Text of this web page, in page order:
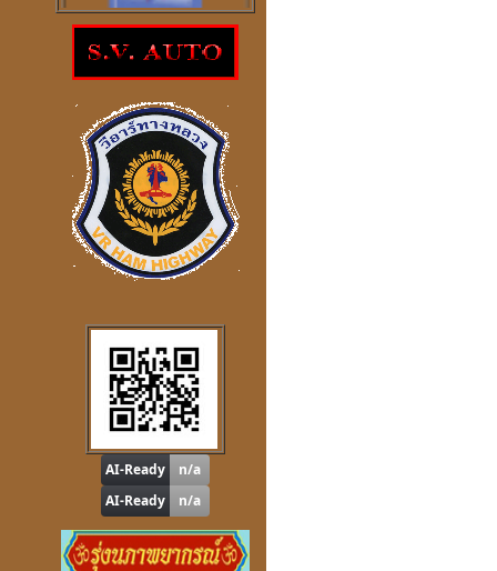
ตรวจสอบโชคลาภความ
ร่ำรวย
ราคา 300บาท
โปรแกรมดูดวงจีน2ภาษา
windows mobile
โปรแกรมดวงจีน
"รู้หนึ่ง-รู้หมด"
ดูดวง,หาฤกษ์ด้วยตนเอง